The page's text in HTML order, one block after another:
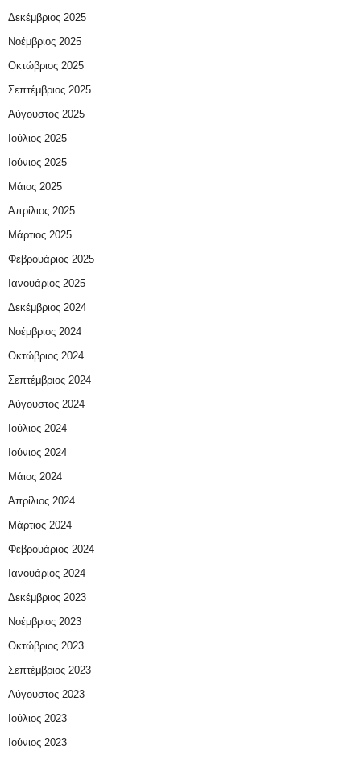
Δεκέμβριος 2025
Νοέμβριος 2025
Οκτώβριος 2025
Σεπτέμβριος 2025
Αύγουστος 2025
Ιούλιος 2025
Ιούνιος 2025
Μάιος 2025
Απρίλιος 2025
Μάρτιος 2025
Φεβρουάριος 2025
Ιανουάριος 2025
Δεκέμβριος 2024
Νοέμβριος 2024
Οκτώβριος 2024
Σεπτέμβριος 2024
Αύγουστος 2024
Ιούλιος 2024
Ιούνιος 2024
Μάιος 2024
Απρίλιος 2024
Μάρτιος 2024
Φεβρουάριος 2024
Ιανουάριος 2024
Δεκέμβριος 2023
Νοέμβριος 2023
Οκτώβριος 2023
Σεπτέμβριος 2023
Αύγουστος 2023
Ιούλιος 2023
Ιούνιος 2023